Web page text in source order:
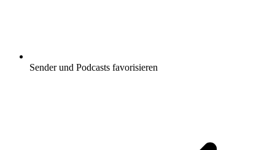
Sender und Podcasts favorisieren